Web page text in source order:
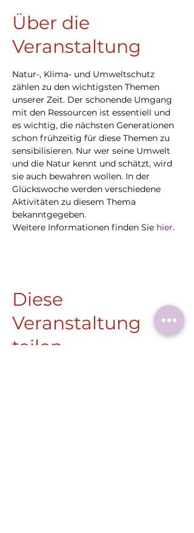
Über die
Veranstaltung
Natur-, Klima- und Umweltschutz
zählen zu den wichtigsten Themen
unserer Zeit. Der schonende Umgang
mit den Ressourcen ist essentiell und
es wichtig, die nächsten Generationen
schon frühzeitig für diese Themen zu
sensibilisieren. Nur wer seine Umwelt
und die Natur kennt und schätzt, wird
sie auch bewahren wollen. In der
Glückswoche werden verschiedene
Aktivitäten zu diesem Thema
bekanntgegeben.
Weitere Informationen finden Sie hier.
Diese
Veranstaltung
teilen